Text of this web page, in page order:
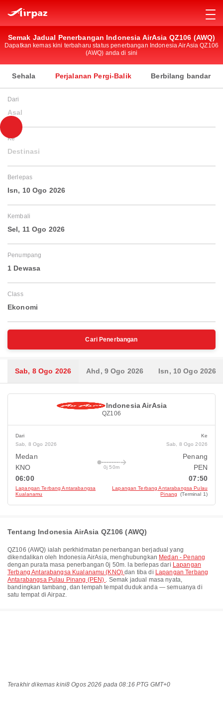
Semak Jadual Penerbangan Indonesia AirAsia QZ106 (AWQ)
Dapatkan kemas kini terbaharu status penerbangan Indonesia AirAsia QZ106
(AWQ) anda di sini
Sehala Perjalanan Pergi-Balik Berbilang bandar
Dari
Asal
Ke
Destinasi
Berlepas
Isn, 10 Ogo 2026
Kembali
Sel, 11 Ogo 2026
Penumpang
1 Dewasa
Class
Ekonomi
Cari Penerbangan
Sab, 8 Ogo 2026 Ahd, 9 Ogo 2026 Isn, 10 Ogo 2026
Indonesia AirAsia
QZ106
Dari
Sab, 8 Ogo 2026
Medan
KNO
06:00
Lapangan Terbang Antarabangsa
Kualanamu
0j 50m
Ke
Sab, 8 Ogo 2026
Penang
PEN
07:50
Lapangan Terbang Antarabangsa Pulau
Pinang
(Terminal 1)
Tentang Indonesia AirAsia QZ106 (AWQ)
QZ106 (AWQ) ialah perkhidmatan penerbangan berjadual yang
dikendalikan oleh Indonesia AirAsia, menghubungkan Medan - Penang
dengan purata masa penerbangan0j 50m. Ia berlepas dari Lapangan
Terbang Antarabangsa Kualanamu (KNO)dan tiba di Lapangan Terbang
Antarabangsa Pulau Pinang (PEN) . Semak jadual masa nyata,
bandingkan tambang, dan tempah tempat duduk anda — semuanya di
satu tempat di Airpaz.
Terakhir dikemas kini8 Ogos 2026 pada 08:16 PTG GMT+0